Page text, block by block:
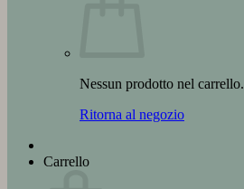
Nessun prodotto nel carrello.
Ritorna al negozio
Carrello